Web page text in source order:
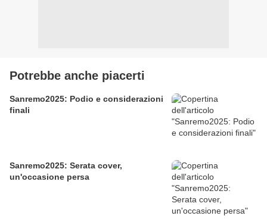
Potrebbe anche piacerti
Sanremo2025: Podio e considerazioni
finali
Sanremo2025: Serata cover,
un'occasione persa